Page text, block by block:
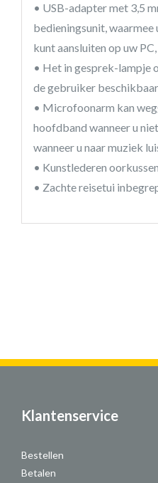
• USB-adapter met 3,5
bedieningsunit, waarmee
kunt aansluiten op uw
• Het in gesprek-lampje
de gebruiker
• Microfoonarm kan
hoofdband wanneer u
wanneer u naar muziek
• Kunstlederen
• Zachte reisetui
Klantenservice
Bestellen
Betalen